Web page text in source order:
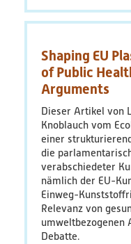
Science
(Online
Event)
Shaping EU
of Public
Arguments
Dieser Artikel von
Knoblauch vom
einer
die
verabschiedeter
nämlich der EU-
Einweg-
Relevanz von
umweltbezogenen
Debatte.